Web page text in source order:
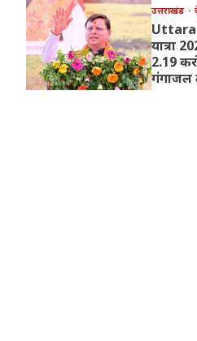
उत्तराखंड
यात्रा
2.19